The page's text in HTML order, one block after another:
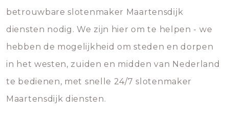
betrouwbare slotenmaker Maartensdijk
diensten nodig. We zijn hier om te helpen - we
hebben de mogelijkheid om steden en dorpen
in het westen, zuiden en midden van Nederland
te bedienen, met snelle 24/7 slotenmaker
Maartensdijk diensten.